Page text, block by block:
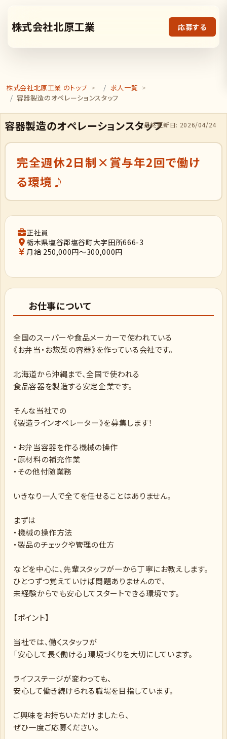
株式会社北原工業 応募する
株式会社北原工業 のトップ
求人一覧
容器製造のオペレーションスタッフ
最終更新日: 2026/04/24
容器製造のオペレーションスタッフ
完全週休2日制×賞与年2回で働け
る環境♪
正社員
栃木県塩谷郡塩谷町大字田所666-3
月給 250,000円～300,000円
お仕事について
全国のスーパーや食品メーカーで使われている
《お弁当・お惣菜の容器》を作っている会社です。
北海道から沖縄まで、全国で使われる
食品容器を製造する安定企業です。
そんな当社での
《製造ラインオペレーター》を募集します！
・お弁当容器を作る機械の操作
・原材料の補充作業
・その他付随業務
いきなり一人で全てを任せることはありません。
まずは
・機械の操作方法
・製品のチェックや管理の仕方
などを中心に、先輩スタッフが一から丁寧にお教えします。
ひとつずつ覚えていけば問題ありませんので、
未経験からでも安心してスタートできる環境です。
【ポイント】
当社では、働くスタッフが
「安心して長く働ける」環境づくりを大切にしています。
ライフステージが変わっても、
安心して働き続けられる職場を目指しています。
ご興味をお持ちいただけましたら、
ぜひ一度ご応募ください。